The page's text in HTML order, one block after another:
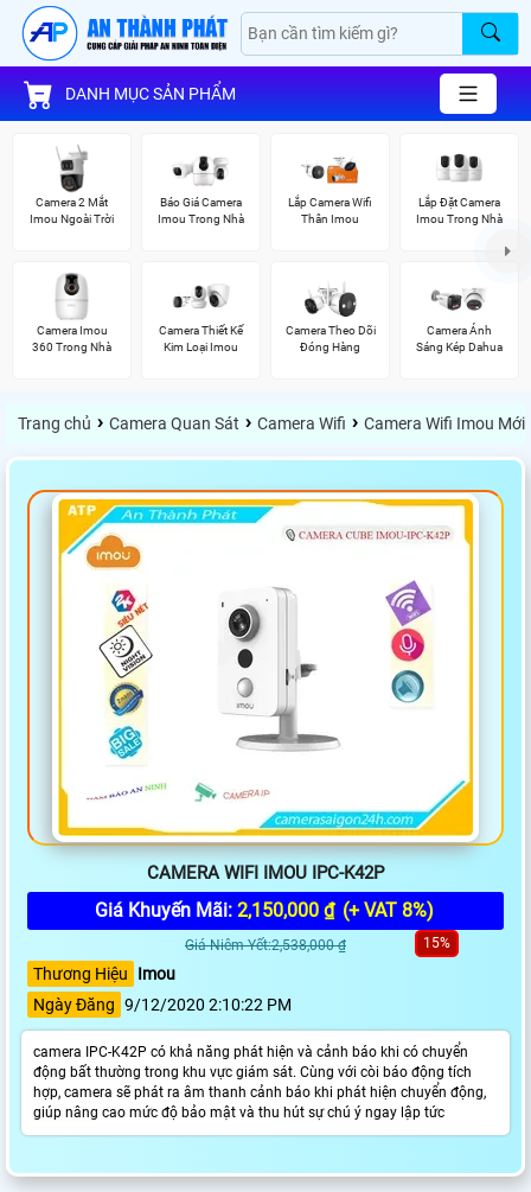
DANH MỤC SẢN PHẨM
Camera 2 Mắt
Imou Ngoài Trời
Báo Giá Camera
Imou Trong Nhà
Lắp Camera Wifi
Thân Imou
Lắp Đặt Camera
Imou Trong Nhà
Camera Imou
360 Trong Nhà
Camera Thiết Kế
Kim Loại Imou
Camera Theo Dõi
Đóng Hàng
Camera Ánh
Sáng Kép Dahua
Trang chủ › Camera Quan Sát › Camera Wifi › Camera Wifi Imou Mới
CAMERA WIFI IMOU IPC-K42P
Giá Khuyến Mãi: 2,150,000 ₫ (+ VAT 8%)
Giá Niêm Yết:2,538,000 ₫ 15%
Thương Hiệu
Imou
Ngày Đăng 9/12/2020 2:10:22 PM
camera IPC-K42P có khả năng phát hiện và cảnh báo khi có chuyển
động bất thường trong khu vực giám sát. Cùng với còi báo động tích
hợp, camera sẽ phát ra âm thanh cảnh báo khi phát hiện chuyển động,
giúp nâng cao mức độ bảo mật và thu hút sự chú ý ngay lập tức